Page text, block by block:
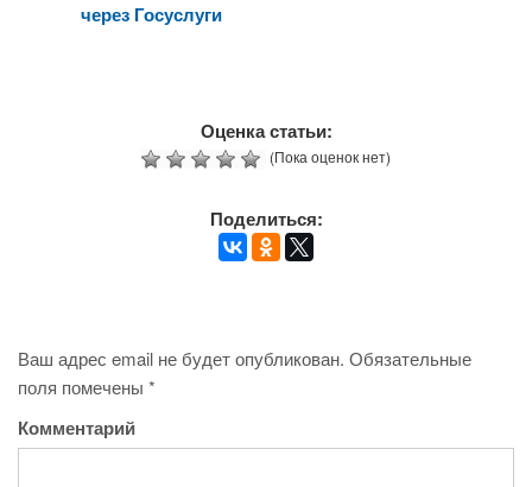
через Госуслуги
Оценка статьи:
(Пока оценок нет)
Поделиться:
Ваш адрес email не будет опубликован. Обязательные
поля помечены *
Комментарий